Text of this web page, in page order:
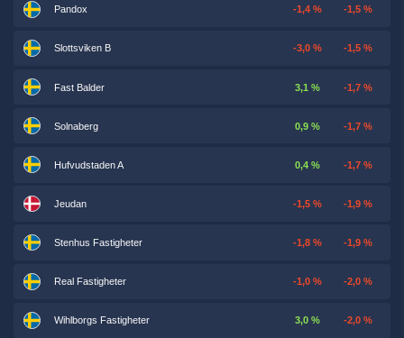
Pandox -1,4 % -1,5 %
Slottsviken B -3,0 % -1,5 %
Fast Balder 3,1 % -1,7 %
Solnaberg 0,9 % -1,7 %
Hufvudstaden A 0,4 % -1,7 %
Jeudan -1,5 % -1,9 %
Stenhus Fastigheter -1,8 % -1,9 %
Real Fastigheter -1,0 % -2,0 %
Wihlborgs Fastigheter 3,0 % -2,0 %